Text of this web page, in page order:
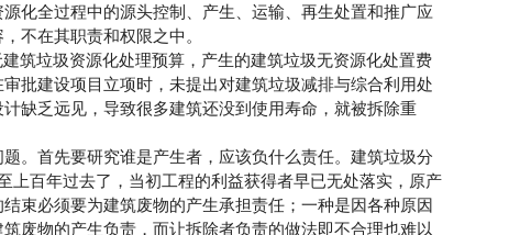
化全过程中的源头控制、产生、运输、再生处置和推广应
不在其职责和权限之中。
筑垃圾资源化处理预算，产生的建筑垃圾无资源化处置费
批建设项目立项时，未提出对建筑垃圾减排与综合利用处
缺乏远见，导致很多建筑还没到使用寿命，就被拆除重
。首先要研究谁是产生者，应该负什么责任。建筑垃圾分
上百年过去了，当初工程的利益获得者早已无处落实，原产
束必须要为建筑废物的产生承担责任；一种是因各种原因
废物的产生负责，而让拆除者负责的做法即不合理也难以